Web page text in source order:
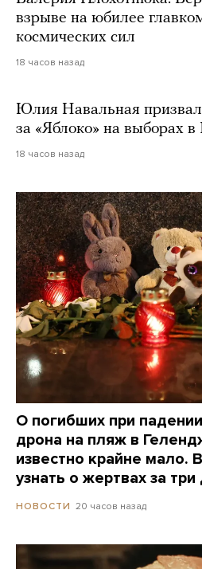
взрыве на юбилее
космических сил
18 часов назад
Юлия Навальная
за «Яблоко» на выборах в
18 часов назад
О погибших при
дрона на пляж в
известно крайне мало.
узнать о жертвах за три
НОВОСТИ 20 часов назад